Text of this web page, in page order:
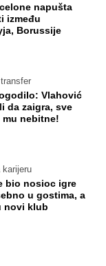
napušta
između
Borussije
Vlahović
da zaigra, sve
nebitne!
karijeru
bio nosioc igre
u gostima, a
novi klub